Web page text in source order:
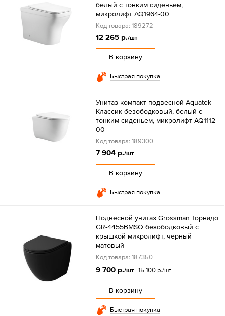
белый с тонким сиденьем,
микролифт AQ1964-00
Код товара: 189272
12 265 р./шт
В корзину
Быстрая покупка
Унитаз-компакт подвесной Aquatek
Классик безободковый, белый с
тонким сиденьем, микролифт AQ1112-
00
Код товара: 189300
7 904 р./шт
В корзину
Быстрая покупка
Подвесной унитаз Grossman Торнадо
GR-4455BMSQ безободковый с
крышкой микролифт, черный
матовый
Код товара: 187350
9 700 р./шт 15 100 р./шт
В корзину
Быстрая покупка